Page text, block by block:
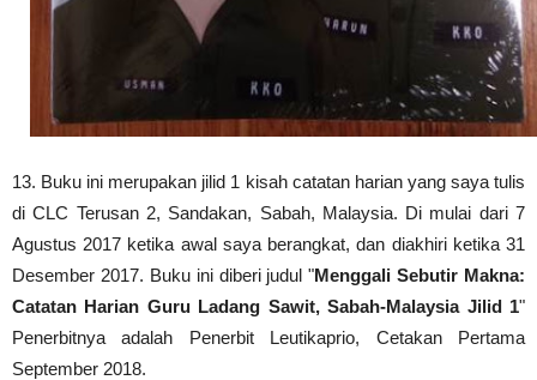
13. Buku ini merupakan jilid 1 kisah catatan harian yang saya tulis
di CLC Terusan 2, Sandakan, Sabah, Malaysia. Di mulai dari 7
Agustus 2017 ketika awal saya berangkat, dan diakhiri ketika 31
Desember 2017. Buku ini diberi judul "Menggali Sebutir Makna:
Catatan Harian Guru Ladang Sawit, Sabah-Malaysia Jilid 1"
Penerbitnya adalah Penerbit Leutikaprio, Cetakan Pertama
September 2018.